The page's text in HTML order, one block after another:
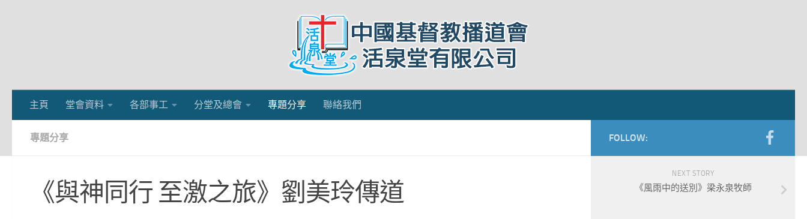
主頁 堂會資料 各部事工 分堂及總會 專題分享 聯絡我們
專題分享
《與神同行 至激之旅》劉美玲傳道
FOLLOW:
NEXT STORY
《風雨中的送別》梁永泉牧師